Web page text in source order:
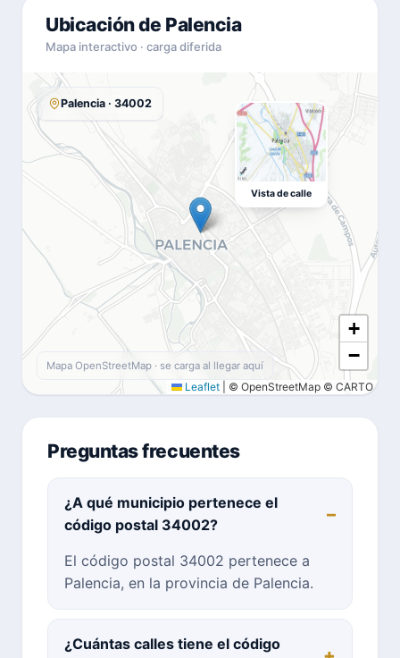
Ubicación de Palencia
Mapa interactivo · carga diferida
+
−
Leaflet © OpenStreetMap © CARTO
Palencia · 34002
Vista de calle
Mapa OpenStreetMap · se carga al llegar aquí
Preguntas frecuentes
¿A qué municipio pertenece el
código postal 34002?
El código postal 34002 pertenece a
Palencia, en la provincia de Palencia.
¿Cuántas calles tiene el código